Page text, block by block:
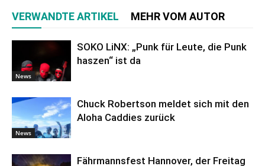
VERWANDTE ARTIKEL MEHR VOM AUTOR
News
SOKO LiNX: „Punk für Leute, die Punk
haszen“ ist da
News
Chuck Robertson meldet sich mit den
Aloha Caddies zurück
Fährmannsfest Hannover, der Freitag